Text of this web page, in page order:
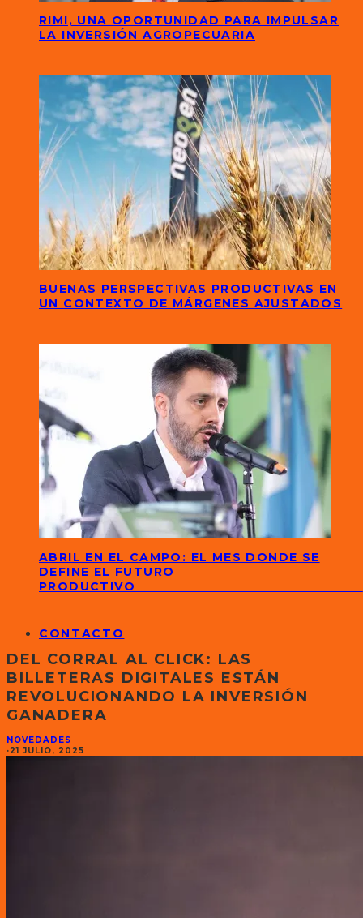
RIMI, UNA OPORTUNIDAD PARA IMPULSAR
LA INVERSIÓN AGROPECUARIA
BUENAS PERSPECTIVAS PRODUCTIVAS EN
UN CONTEXTO DE MÁRGENES AJUSTADOS
ABRIL EN EL CAMPO: EL MES DONDE SE
DEFINE EL FUTURO
PRODUCTIVO
CONTACTO
DEL CORRAL AL CLICK: LAS
BILLETERAS DIGITALES ESTÁN
REVOLUCIONANDO LA INVERSIÓN
GANADERA
NOVEDADES
·21 JULIO, 2025